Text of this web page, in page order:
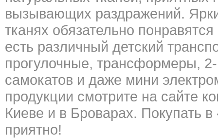
вызывающих раздражений.
тканях обязательно
есть различный детский
прогулочные, трансформеры,
самокатов и даже мини
продукции смотрите на сайте
Киеве и в Броварах. Покупать
приятно!